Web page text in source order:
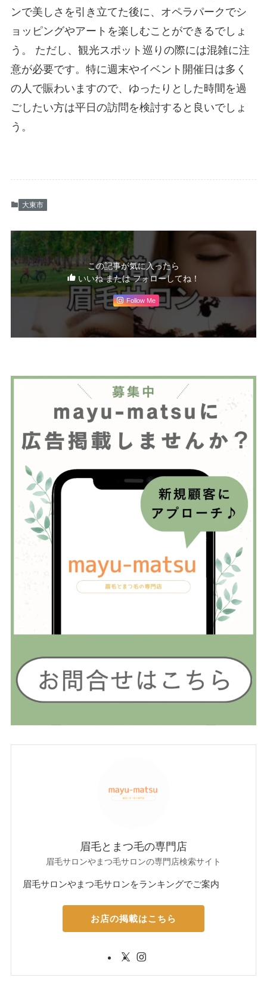
ンで美しさを引き立てた後に、オペラパークでシ
ョッピングやアートを楽しむことができるでしょ
う。 ただし、観光スポット巡りの際には混雑に注
意が必要です。特に週末やイベント開催日は多く
の人で賑わいますので、ゆったりとした時間を過
ごしたい方は平日の訪問を検討すると良いでしょ
う。
大東市
この記事が気に入ったら
いいね または フォローしてね！
Follow Me
眉毛とまつ毛の専門店
眉毛サロンやまつ毛サロンの専門店検索サイト
眉毛サロンやまつ毛サロンをランキングでご案内
お店の掲載はこちら